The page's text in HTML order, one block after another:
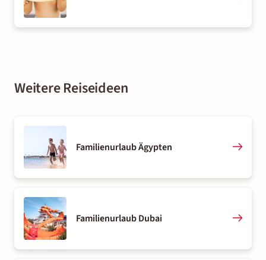
Club Schlanitzen Alm. Im Flosse Club kommen Kinder von 2
bis 6 Jahren auf ihre Kosten – in der Ferienzeit gibt es auch
Spielpark auf 500 Quadratmetern mit neuem Ninja-Parkour.
Weitere Reiseideen
Familienurlaub Ägypten
Familienurlaub Dubai